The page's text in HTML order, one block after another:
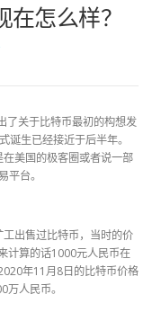
怎么样？
了关于比特币最初的构想发
诞生已经接近于后半年。
美国的极客圈或者说一部
平台。
出售过比特币，当时的价
计算的话1000元人民币在
年11月8日的比特币价格
人民币。